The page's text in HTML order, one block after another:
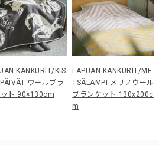
KANKURIT/KIS
ウールブラ
ット 90×130cm
LAPUAN KANKURIT/ME
TSÄLAMPI メリノウール
ブランケット 130x200c
m